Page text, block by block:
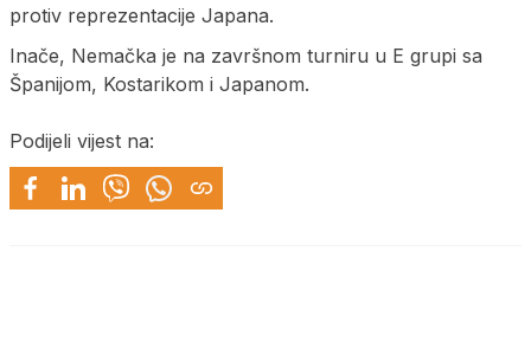
protiv reprezentacije Japana.
Inače, Nemačka je na završnom turniru u E grupi sa
Španijom, Kostarikom i Japanom.
Podijeli vijest na: